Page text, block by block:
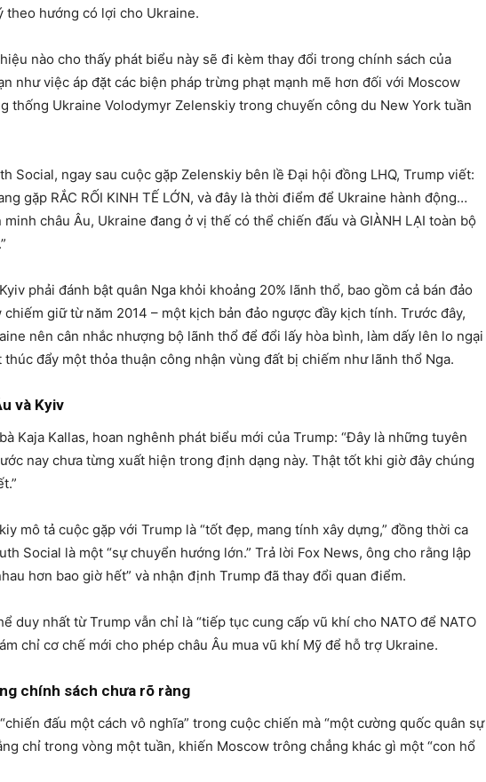
theo hướng có lợi cho Ukraine.
nào cho thấy phát biểu này sẽ đi kèm thay đổi trong chính sách của
như việc áp đặt các biện pháp trừng phạt mạnh mẽ hơn đối với Moscow
thống Ukraine Volodymyr Zelenskiy trong chuyến công du New York tuần
Social, ngay sau cuộc gặp Zelenskiy bên lề Đại hội đồng LHQ, Trump viết:
gặp RẮC RỐI KINH TẾ LỚN, và đây là thời điểm để Ukraine hành động…
châu Âu, Ukraine đang ở vị thế có thể chiến đấu và GIÀNH LẠI toàn bộ
phải đánh bật quân Nga khỏi khoảng 20% lãnh thổ, bao gồm cả bán đảo
giữ từ năm 2014 – một kịch bản đảo ngược đầy kịch tính. Trước đây,
nên cân nhắc nhượng bộ lãnh thổ để đổi lấy hòa bình, làm dấy lên lo ngại
thúc đẩy một thỏa thuận công nhận vùng đất bị chiếm như lãnh thổ Nga.
và Kyiv
Kaja Kallas, hoan nghênh phát biểu mới của Trump: “Đây là những tuyên
nay chưa từng xuất hiện trong định dạng này. Thật tốt khi giờ đây chúng
mô tả cuộc gặp với Trump là “tốt đẹp, mang tính xây dựng,” đồng thời ca
Social là một “sự chuyển hướng lớn.” Trả lời Fox News, ông cho rằng lập
hơn bao giờ hết” và nhận định Trump đã thay đổi quan điểm.
duy nhất từ Trump vẫn chỉ là “tiếp tục cung cấp vũ khí cho NATO để NATO
chỉ cơ chế mới cho phép châu Âu mua vũ khí Mỹ để hỗ trợ Ukraine.
chính sách chưa rõ ràng
đấu một cách vô nghĩa” trong cuộc chiến mà “một cường quốc quân sự
chỉ trong vòng một tuần, khiến Moscow trông chẳng khác gì một “con hổ